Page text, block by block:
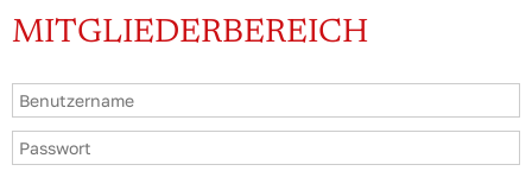
MITGLIEDERBEREICH